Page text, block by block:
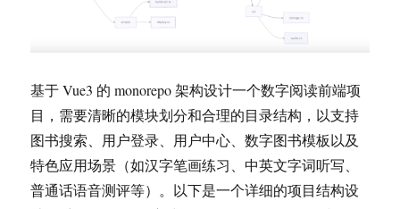
基于 Vue3 的 monorepo 架构设计一个数字阅读前端项
目，需要清晰的模块划分和合理的目录结构，以支持
图书搜索、用户登录、用户中心、数字图书模板以及
特色应用场景（如汉字笔画练习、中英文字词听写、
普通话语音测评等）。以下是一个详细的项目结构设